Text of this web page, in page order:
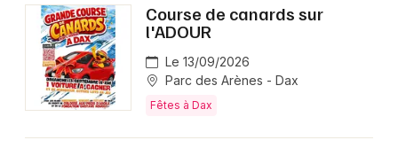
Course de canards sur
l'ADOUR
Le 13/09/2026
Parc des Arènes - Dax
Fêtes à Dax